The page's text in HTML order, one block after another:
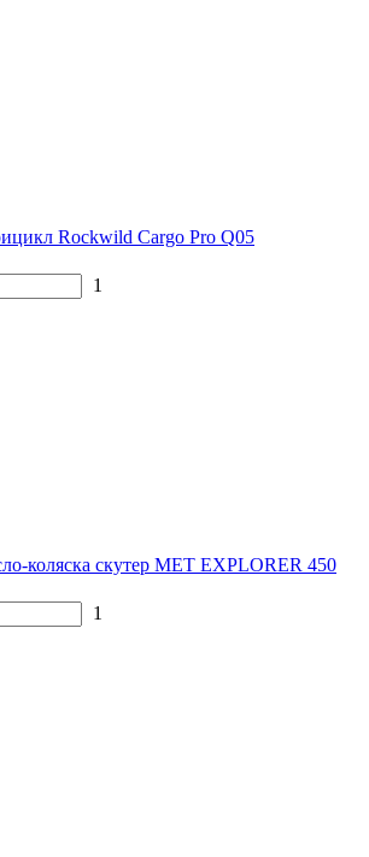
Rockwild Cargo Pro Q05
1
коляска скутер MET EXPLORER 450
1